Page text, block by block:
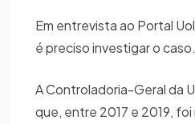
Em entrevista ao Portal
é preciso investigar o caso.
A Controladoria-Geral da
que, entre 2017 e 2019,